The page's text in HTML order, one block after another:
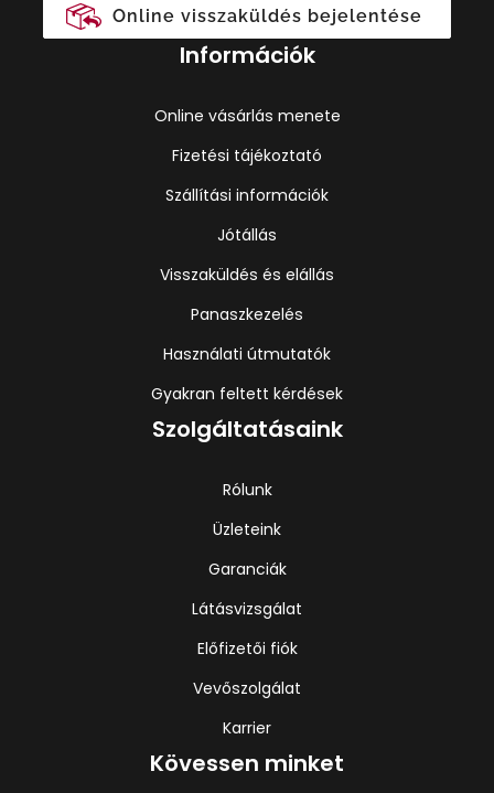
Online visszaküldés bejelentése
Információk
Online vásárlás menete
Fizetési tájékoztató
Szállítási információk
Jótállás
Visszaküldés és elállás
Panaszkezelés
Használati útmutatók
Gyakran feltett kérdések
Szolgáltatásaink
Rólunk
Üzleteink
Garanciák
Látásvizsgálat
Előfizetői fiók
Vevőszolgálat
Karrier
Kövessen minket